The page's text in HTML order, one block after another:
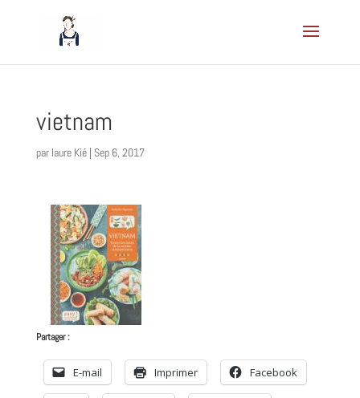
vietnam
par laure Kié| Sep 6, 2017
Partager :
E-mail Imprimer Facebook